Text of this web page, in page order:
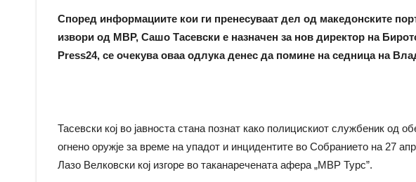
Според информациите кои ги пренесуваат дел од македонските
извори од МВР, Сашо Тасевски е назначен за нов директор на
Press24, се очекува оваа одлука денес да помине на седница на
Тасевски кој во јавноста стана познат како полицискиот службеник од
огнено оружје за време на упадот и инцидентите во Собранието на 27
Лазо Велковски кој изгоре во таканаречената афера „МВР Турс”.